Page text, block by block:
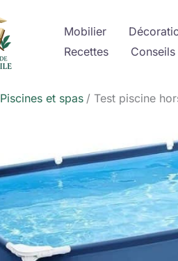
Mobilier
Recettes
Conseils
Piscines et spas Test piscine